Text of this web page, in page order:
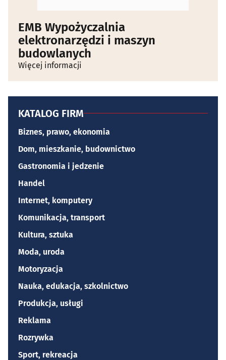
EMB Wypożyczalnia
elektronarzędzi i maszyn
budowlanych
Więcej informacji
KATALOG FIRM
Biznes, prawo, ekonomia
Dom, mieszkanie, budownictwo
Gastronomia i jedzenie
Handel
Internet, komputery
Komunikacja, transport
Kultura, sztuka
Moda, uroda
Motoryzacja
Nauka, edukacja, szkolnictwo
Produkcja, usługi
Reklama
Rozrywka
Sport, rekreacja